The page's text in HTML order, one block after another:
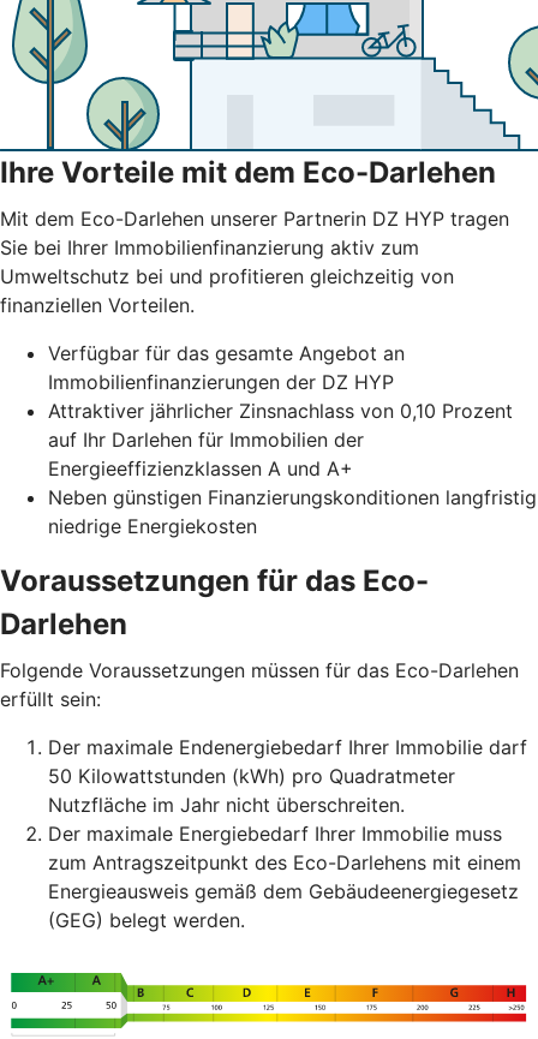
Ihre Vorteile mit dem Eco-Darlehen
Mit dem Eco-Darlehen unserer Partnerin DZ HYP tragen
Sie bei Ihrer Immobilienfinanzierung aktiv zum
Umweltschutz bei und profitieren gleichzeitig von
finanziellen Vorteilen.
Verfügbar für das gesamte Angebot an
Immobilienfinanzierungen der DZ HYP
Attraktiver jährlicher Zinsnachlass von 0,10 Prozent
auf Ihr Darlehen für Immobilien der
Energieeffizienzklassen A und A+
Neben günstigen Finanzierungskonditionen langfristig
niedrige Energiekosten
Voraussetzungen für das Eco-
Darlehen
Folgende Voraussetzungen müssen für das Eco-Darlehen
erfüllt sein:
Der maximale Endenergiebedarf Ihrer Immobilie darf
50 Kilowattstunden (kWh) pro Quadratmeter
Nutzfläche im Jahr nicht überschreiten.
Der maximale Energiebedarf Ihrer Immobilie muss
zum Antragszeitpunkt des Eco-Darlehens mit einem
Energieausweis gemäß dem Gebäudeenergiegesetz
(GEG) belegt werden.